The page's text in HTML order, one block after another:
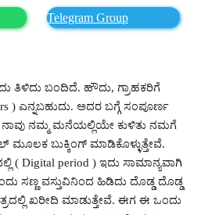
Telegram Group
ತಿಳಿದು ಬಂದಿದೆ. ಹೌದು, ಗ್ರಾಹಕರಿಗೆ
) ಎನ್ನಬಹುದು. ಅದರ ಬಗ್ಗೆ ಸಂಪೂರ್ಣ
ನಮ್ಮ ಮನೆಯಲ್ಲಿಯೇ ಕುಳಿತು ನಮಗೆ
ಮೂಲಕ ಬುಕ್ಕಿಂಗ್ ಮಾಡಿಕೊಳ್ಳುತ್ತೇವೆ.
Digital period ) ಇದು ಸಾಮಾನ್ಯವಾಗಿ
ಸಣ್ಣ ವಸ್ತುವಿನಿಂದ ಹಿಡಿದು ದೊಡ್ಡ ದೊಡ್ಡ
ಖರೀದಿ ಮಾಡುತ್ತೇವೆ. ಈಗ ಈ ಒಂದು